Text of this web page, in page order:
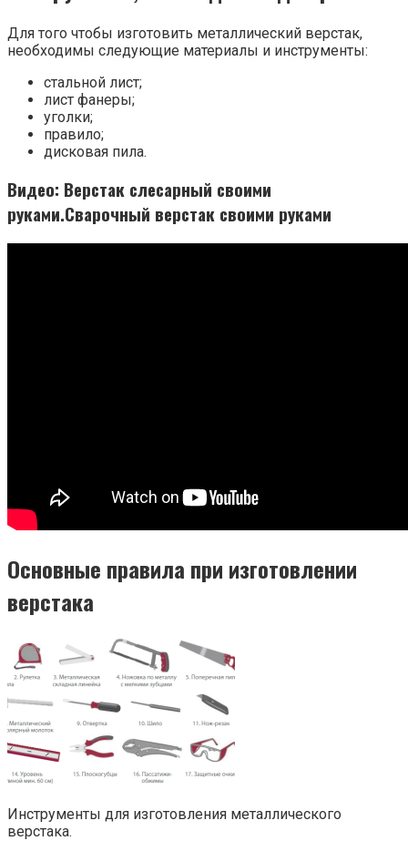
Для того чтобы изготовить металлический верстак,
необходимы следующие материалы и инструменты:
стальной лист;
лист фанеры;
уголки;
правило;
дисковая пила.
Видео: Верстак слесарный своими
руками.Сварочный верстак своими руками
Основные правила при изготовлении
верстака
Инструменты для изготовления металлического
верстака.